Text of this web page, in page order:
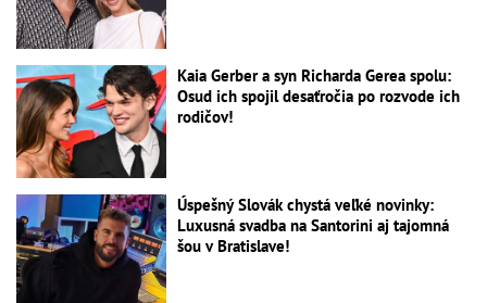
Kaia Gerber a syn Richarda Gerea spolu:
Osud ich spojil desaťročia po rozvode ich
rodičov!
Úspešný Slovák chystá veľké novinky:
Luxusná svadba na Santorini aj tajomná
šou v Bratislave!